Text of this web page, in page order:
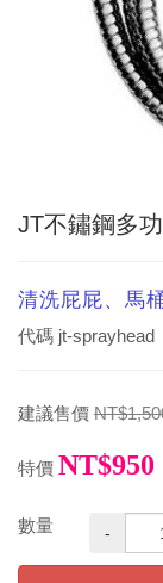
JT不鏽鋼多
清洗屁屁、馬
代碼 jt-sprayhead
建議售價
特價 NT$950
數量 -